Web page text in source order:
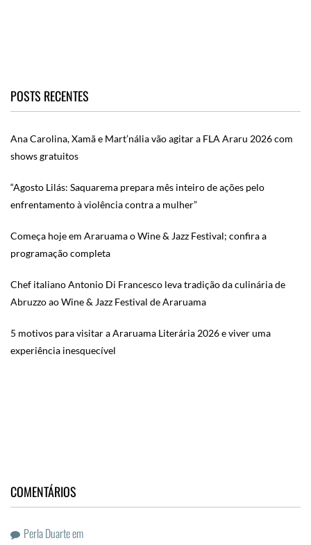
POSTS RECENTES
Ana Carolina, Xamã e Mart’nália vão agitar a FLA Araru 2026 com
shows gratuitos
“Agosto Lilás: Saquarema prepara mês inteiro de ações pelo
enfrentamento à violência contra a mulher”
Começa hoje em Araruama o Wine & Jazz Festival; confira a
programação completa
Chef italiano Antonio Di Francesco leva tradição da culinária de
Abruzzo ao Wine & Jazz Festival de Araruama
5 motivos para visitar a Araruama Literária 2026 e viver uma
experiência inesquecível
COMENTÁRIOS
Perla Duarteem